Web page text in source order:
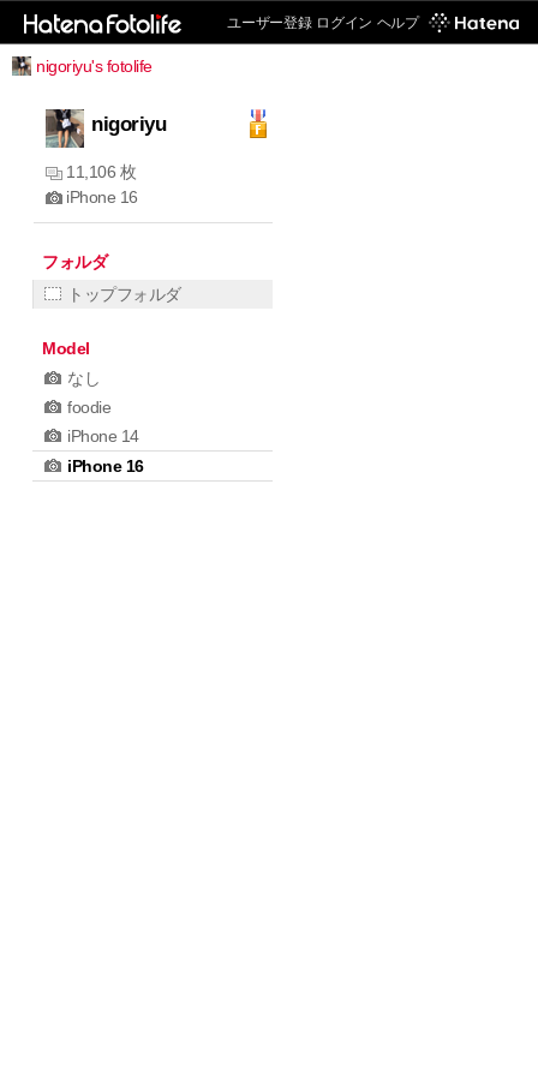
ユーザー登録 ログイン ヘルプ
nigoriyu's fotolife
nigoriyu
11,106 枚
iPhone 16
フォルダ
トップフォルダ
Model
なし
foodie
iPhone 14
iPhone 16